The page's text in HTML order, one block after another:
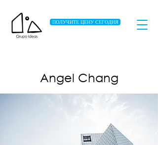
ПОЛУЧИТЕ ЦЕНУ СЕГОДНЯ
Angel Chang